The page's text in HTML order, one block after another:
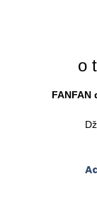
o
FANFAN